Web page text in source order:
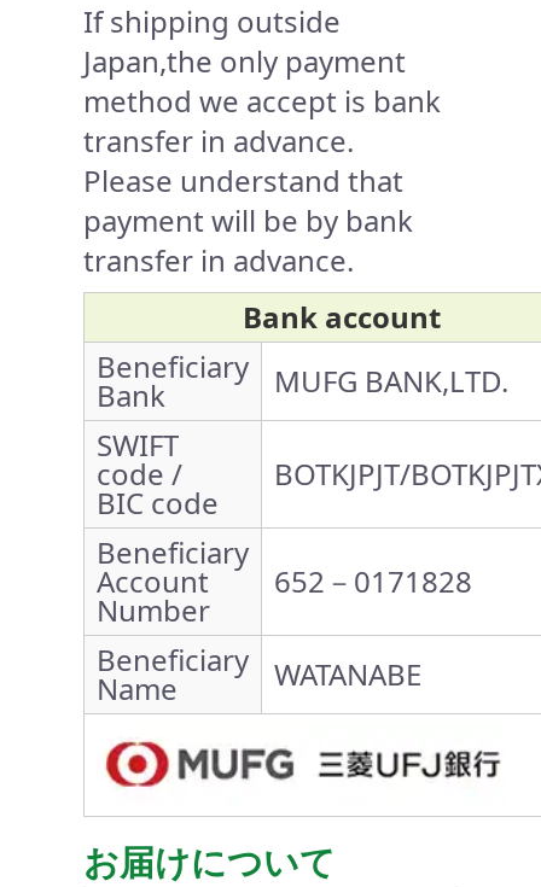
If shipping outside
Japan,the only payment
method we accept is bank
transfer in advance.
Please understand that
payment will be by bank
transfer in advance.
Bank account
Beneficiary
Bank
MUFG BANK,LTD.
SWIFT
code /
BIC code
BOTKJPJT/
Beneficiary
Account
Number
652－0171828
Beneficiary
Name WATANABE
お届けについて